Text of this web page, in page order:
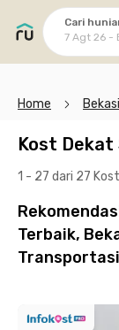
Cari
7 Agt 26 -
Home Bekasi
Kost
1 - 27 dari 27 Kost
Terbaik,